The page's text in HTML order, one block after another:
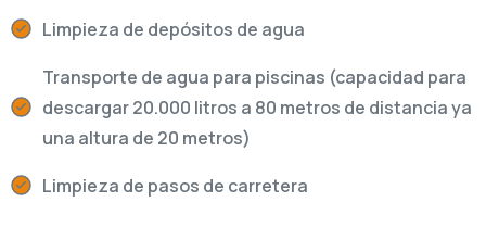
Limpieza de depósitos de agua
Transporte de agua para piscinas (capacidad para
descargar 20.000 litros a 80 metros de distancia ya
una altura de 20 metros)
Limpieza de pasos de carretera